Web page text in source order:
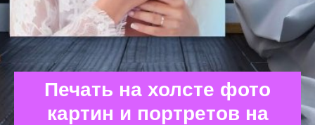
Печать на холсте фото
картин и портретов на